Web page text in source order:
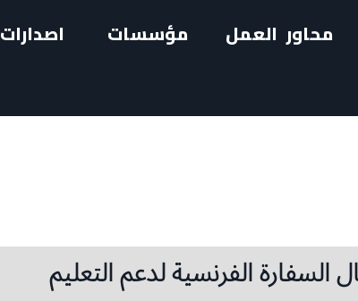
محاور العمل مؤسسات اصدارات
السفارة الفرنسية لدعم التعليم